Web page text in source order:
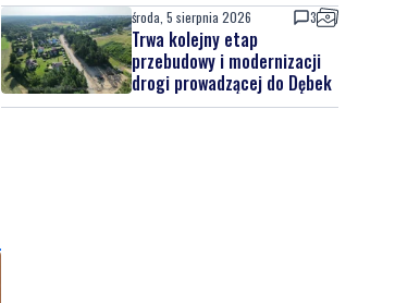
środa, 5 sierpnia 2026 3
Trwa kolejny etap
przebudowy i modernizacji
drogi prowadzącej do Dębek